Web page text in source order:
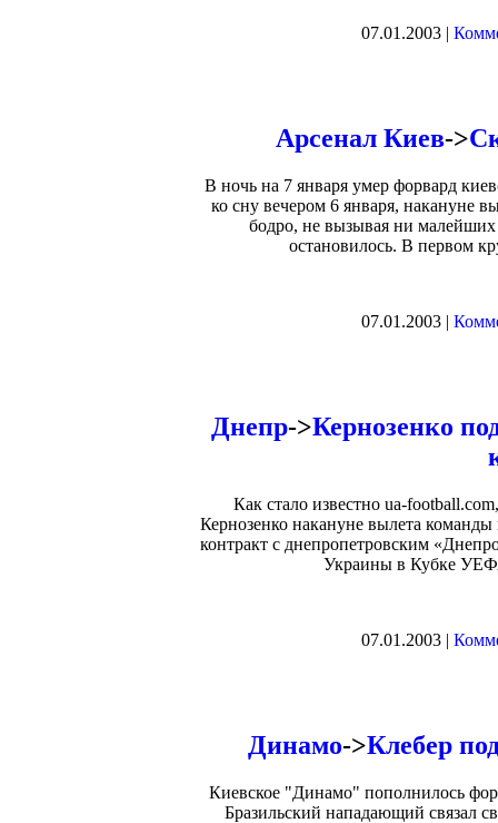
07.01.2003 |
Арсенал Киев->
В ночь на 7 января умер форвард
ко сну вечером 6 января, накануне
бодро, не вызывая ни
остановилось. В первом
07.01.2003 |
Днепр->Кернозенко
Как стало известно ua-
Кернозенко накануне вылета
контракт с днепропетровским
Украины в Кубке
07.01.2003 |
Динамо->Клебер
Киевское "Динамо" пополнилось
Бразильский нападающий связал